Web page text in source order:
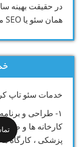
در حقیقت بهینه
همان سئو یا SEO میباشد .
خدمات سئو تاپ
۱- طراحی و
کارخانه ها و
پزشکی ، کارگاه